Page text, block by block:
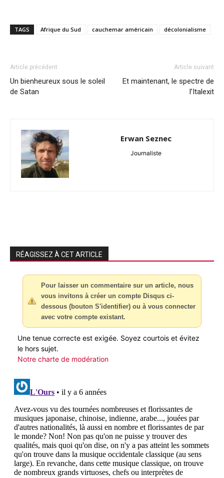
TAGS Afrique du Sud cauchemar américain décolonialisme
Article précédent
Un bienheureux sous le soleil
de Satan
Article suivant
Et maintenant, le spectre de
l’Italexit
Erwan Seznec
Journaliste
RÉAGISSEZ À CET ARTICLE
Pour laisser un commentaire sur un article, nous
vous invitons à créer un compte Disqus ci-
dessous (bouton S'identifier) ou à vous connecter
avec votre compte existant.
Une tenue correcte est exigée. Soyez courtois et évitez
le hors sujet.
Notre charte de modération